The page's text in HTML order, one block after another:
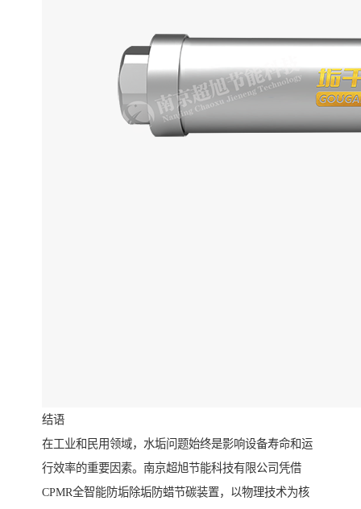
结语
在工业和民用领域，水垢问题始终是影响设备寿命和运
行效率的重要因素。南京超旭节能科技有限公司凭借
CPMR全智能防垢除垢防蜡节碳装置，以物理技术为核